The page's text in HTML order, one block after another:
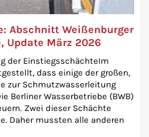
Abschnitt Weißenburger
Update März 2026
der EinstiegsschächteIm
dass einige der großen,
zur Schmutzwasserleitung
Berliner Wasserbetriebe (BWB)
Zwei dieser Schächte
Daher mussten alle anderen